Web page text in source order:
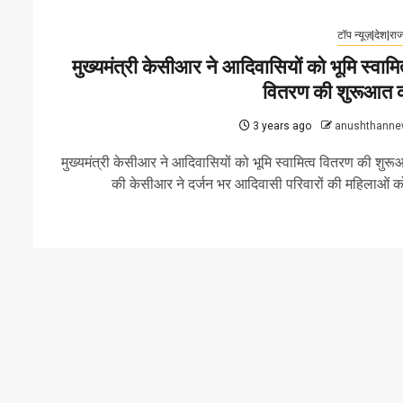
टॉप
मुख्यमंत्री केसीआर ने आदिवासियों को भूमि
वितरण की शुरूआत
3 years ago
मुख्यमंत्री केसीआर ने आदिवासियों को भूमि स्वामित्व वितरण की
की केसीआर ने दर्जन भर आदिवासी परिवारों की महिलाओं